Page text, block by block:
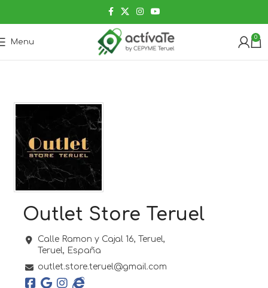
Menu
0
Outlet Store Teruel
Calle Ramon y Cajal 16, Teruel,
Teruel, España
outlet.store.teruel@gmail.com